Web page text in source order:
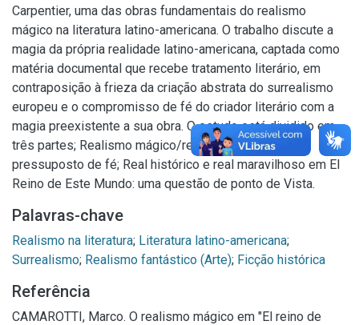
Carpentier, uma das obras fundamentais do realismo
mágico na literatura latino-americana. O trabalho discute a
magia da própria realidade latino-americana, captada como
matéria documental que recebe tratamento literário, em
contraposição à frieza da criação abstrata do surrealismo
europeu e o compromisso de fé do criador literário com a
magia preexistente a sua obra. O estudo está dividido em
três partes; Realismo mágico/real maravilhoso: um
pressuposto de fé; Real histórico e real maravilhoso em El
Reino de Este Mundo: uma questão de ponto de Vista.
Palavras-chave
Realismo na literatura; Literatura latino-americana;
Surrealismo; Realismo fantástico (Arte); Ficção histórica
Referência
CAMAROTTI, Marco. O realismo mágico em "El reino de